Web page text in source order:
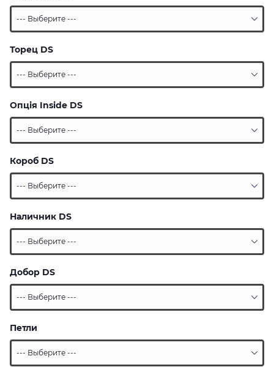
Торец DS
Опція Inside DS
Короб DS
Наличник DS
Добор DS
Петли